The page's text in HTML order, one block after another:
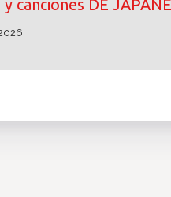
canciones DE